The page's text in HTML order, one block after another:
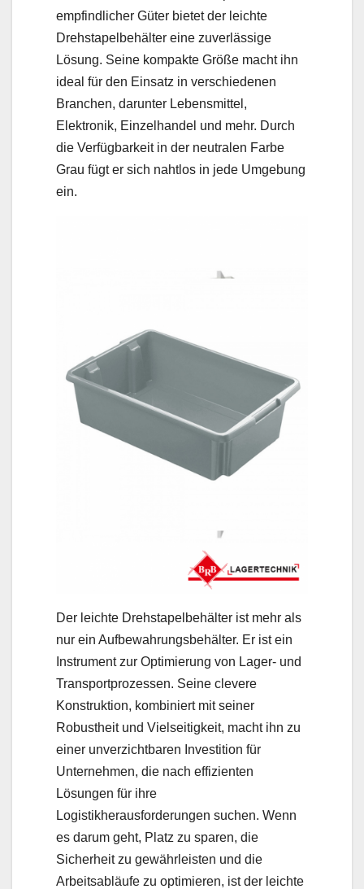
empfindlicher Güter bietet der leichte
Drehstapelbehälter eine zuverlässige
Lösung. Seine kompakte Größe macht ihn
ideal für den Einsatz in verschiedenen
Branchen, darunter Lebensmittel,
Elektronik, Einzelhandel und mehr. Durch
die Verfügbarkeit in der neutralen Farbe
Grau fügt er sich nahtlos in jede Umgebung
ein.
Der leichte Drehstapelbehälter ist mehr als
nur ein Aufbewahrungsbehälter. Er ist ein
Instrument zur Optimierung von Lager- und
Transportprozessen. Seine clevere
Konstruktion, kombiniert mit seiner
Robustheit und Vielseitigkeit, macht ihn zu
einer unverzichtbaren Investition für
Unternehmen, die nach effizienten
Lösungen für ihre
Logistikherausforderungen suchen. Wenn
es darum geht, Platz zu sparen, die
Sicherheit zu gewährleisten und die
Arbeitsabläufe zu optimieren, ist der leichte